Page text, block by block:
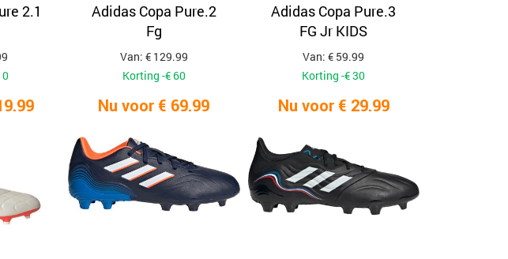
2.1
Adidas Copa Pure.2
Fg
Van: € 129.99
Korting -€ 60
Nu voor € 69.99
Adidas Copa Pure.3
FG Jr KIDS
Van: € 59.99
Korting -€ 30
Nu voor € 29.99